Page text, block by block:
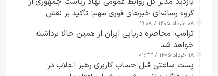
گروه رسانه‌ای خبرهای فوری مهم؛ تأکید بر نقش
رسانه‌های هوشمند و مسئول در ارتقای آگاهی عمومی
۰۸ خرداد ۱۴۰۵ / ۱۹:۰۸
ترامپ: محاصره دریایی ایران از همین حالا برداشته
خواهد شد
۱۸ خرداد ۱۴۰۵ / ۰۱:۳۳
پست ساعتی قبل حساب کاربری رهبر انقلاب در